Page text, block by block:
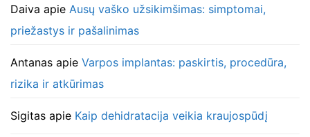
Daiva apie Ausų vaško užsikimšimas: simptomai,
priežastys ir pašalinimas
Antanas apie Varpos implantas: paskirtis, procedūra,
rizika ir atkūrimas
Sigitas apie Kaip dehidratacija veikia kraujospūdį